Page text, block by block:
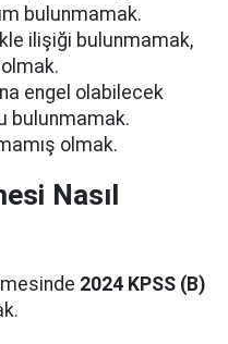
bulunmamak.
ilişiği bulunmamak,
engel olabilecek
bulunmamak.
olmak.
Nasıl
2024 KPSS (B)